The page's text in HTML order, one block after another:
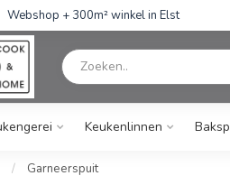
Webshop + 300m² winkel in Elst
Keukenlinnen
/ Garneerspuit